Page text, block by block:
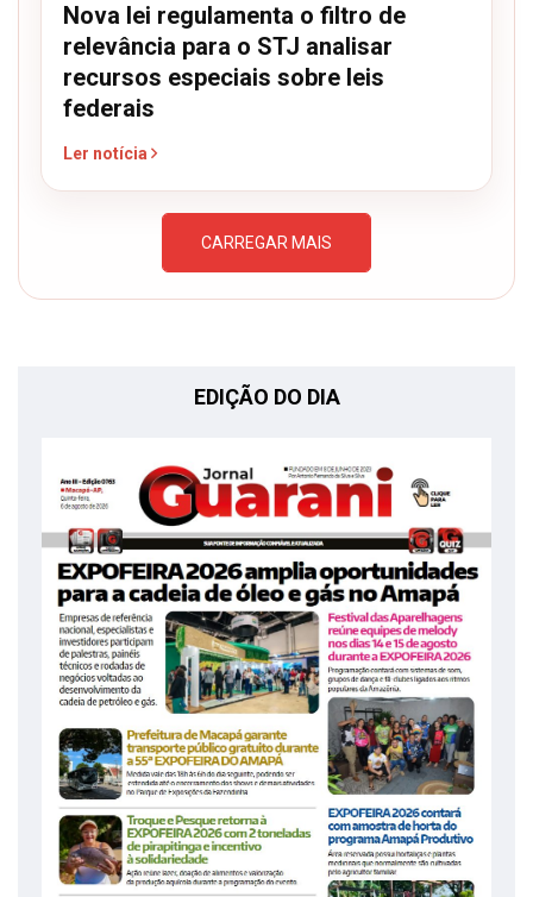
Nova lei regulamenta o filtro de
relevância para o STJ analisar
recursos especiais sobre leis
federais
Ler notícia
CARREGAR MAIS
EDIÇÃO DO DIA